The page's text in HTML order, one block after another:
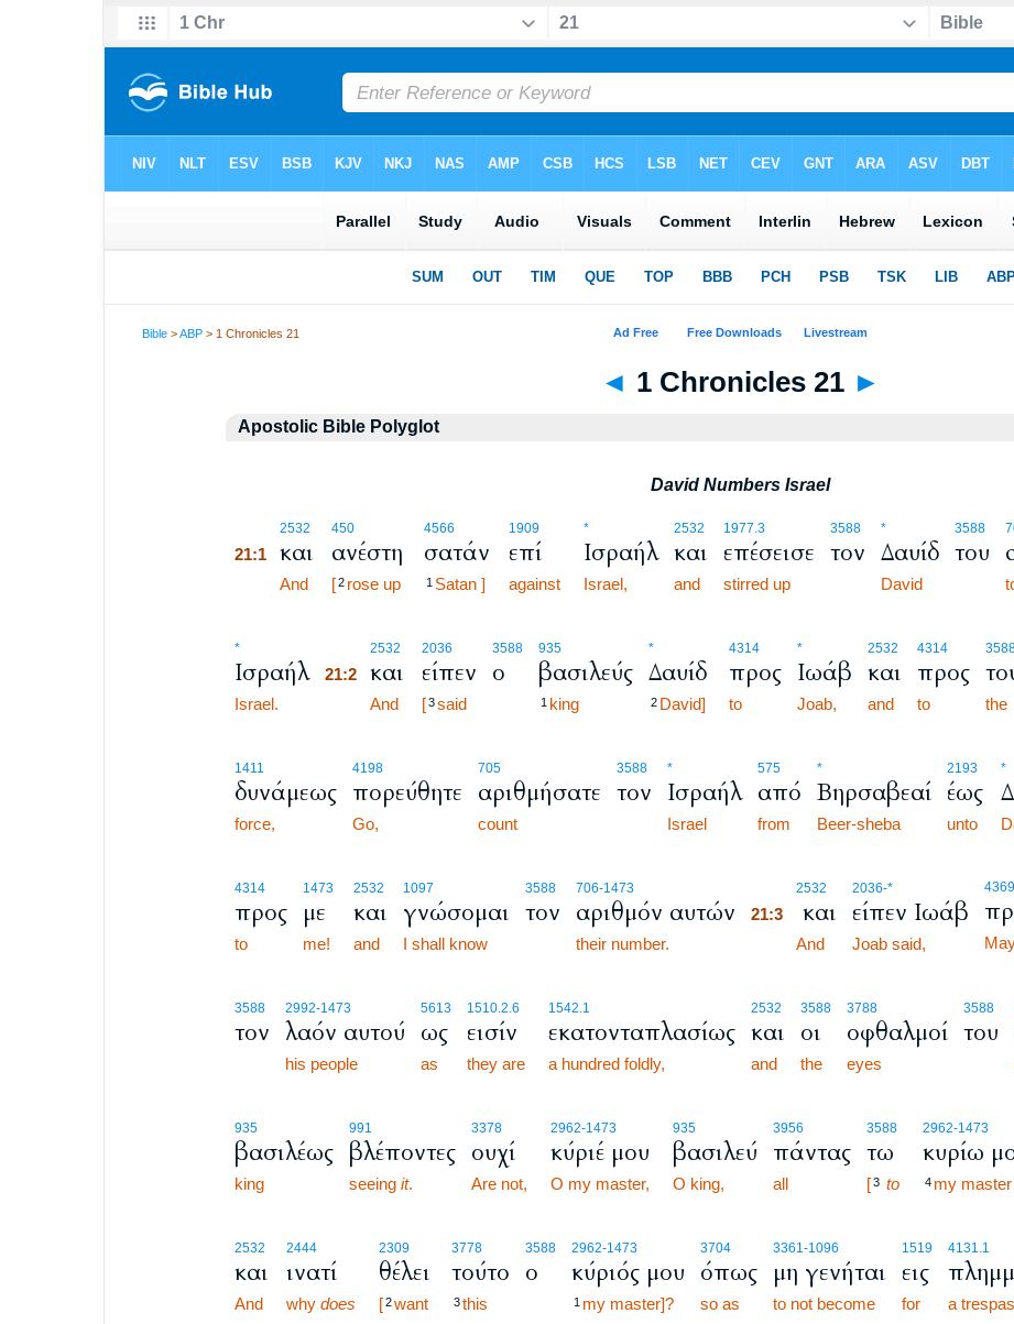
Bible >ABP > 1 Chronicles 21
◄ 1 Chronicles 21 ►
Apostolic Bible Polyglot
David Numbers Israel
2532
21:1 και
And
450
ανέστη
[ 2 rose up
4566
σατάν
1 Satan ]
1909
επί
against
*
Ισραήλ
Israel,
2532
και
and
1977.3
επέσεισε
stirred up
3588
τον
*
Δαυίδ
David
3588
του
*
Ισραήλ
Israel.
2532
21:2 και
And
2036
είπεν
[ 3 said
3588
ο
935
βασιλεύς
1 king
*
Δαυίδ
2 David]
4314
προς
to
*
Ιωάβ
Joab,
2532
και
and
4314
προς
to the
1411
δυνάμεως
force,
4198
πορεύθητε
Go,
705
αριθμήσατε
count
3588
τον
*
Ισραήλ
Israel
575
από
from
*
Βηρσαβεαί
Beer-sheba
2193
έως
unto
*
4314
προς
to
1473
με
me!
2532
και
and
1097
γνώσομαι
I shall know
3588
τον
706-1473
αριθμόν αυτών
their number.
2532
21:3 και
And
2036-*
είπεν Ιωάβ
Joab said,
4369
3588
τον
2992-1473
λαόν αυτού
his people
5613
ως
as
1510.2.6
εισίν
they are
1542.1
εκατονταπλασίως
a hundred foldly,
2532
και
and
3588
οι
the
3788
οφθαλμοί
eyes
3588
του
935
βασιλέως
king
991
βλέποντες
seeing it.
3378
ουχί
Are not,
2962-1473
κύριέ μου
O my master,
935
βασιλεύ
O king,
3956
πάντας
all
3588
τω
[ 3 to
2962-1473
κυρίω
4 my master
2532
και
And
2444
ινατί
why does
2309
θέλει
[ 2 want
3778
τούτο
3 this
3588
ο
2962-1473
κύριός μου
1 my master]?
3704
όπως
so as
3361-1096
μη γενήται
to not become
1519
εις
for
4131.1
a